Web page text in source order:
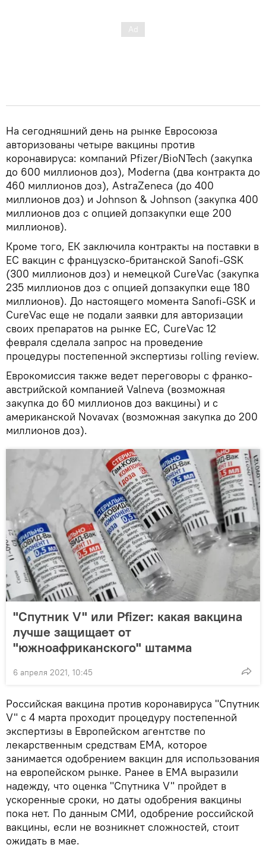
На сегодняшний день на рынке Евросоюза
авторизованы четыре вакцины против
коронавируса: компаний Pfizer/BioNTech (закупка
до 600 миллионов доз), Moderna (два контракта до
460 миллионов доз), AstraZeneca (до 400
миллионов доз) и Johnson & Johnson (закупка 400
миллионов доз с опцией допзакупки еще 200
миллионов).
Кроме того, ЕК заключила контракты на поставки в
ЕС вакцин с французско-британской Sanofi-GSK
(300 миллионов доз) и немецкой CureVac (закупка
235 миллионов доз с опцией допзакупки еще 180
миллионов). До настоящего момента Sanofi-GSK и
CureVac еще не подали заявки для авторизации
своих препаратов на рынке ЕС, CureVac 12
февраля сделала запрос на проведение
процедуры постепенной экспертизы rolling review.
Еврокомиссия также ведет переговоры с франко-
австрийской компанией Valneva (возможная
закупка до 60 миллионов доз вакцины) и с
американской Novavax (возможная закупка до 200
миллионов доз).
"Спутник V" или Pfizer: какая вакцина
лучше защищает от
"южноафриканского" штамма
6 апреля 2021, 10:45
Российская вакцина против коронавируса "Спутник
V" с 4 марта проходит процедуру постепенной
экспертизы в Европейском агентстве по
лекарственным средствам ЕМА, которое
занимается одобрением вакцин для использования
на европейском рынке. Ранее в ЕМА выразили
надежду, что оценка "Спутника V" пройдет в
ускоренные сроки, но даты одобрения вакцины
пока нет. По данным СМИ, одобрение российской
вакцины, если не возникнет сложностей, стоит
ожидать в мае.